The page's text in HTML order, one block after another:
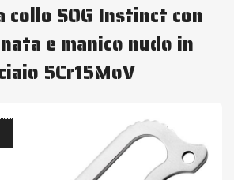
collo SOG Instinct con
e manico nudo in
5Cr15MoV